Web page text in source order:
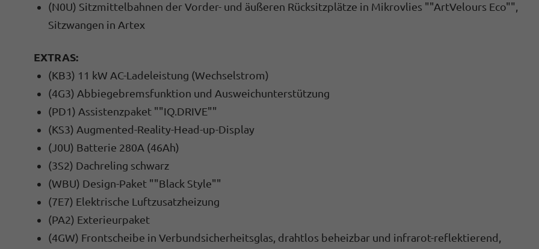
(N0U) Sitzmittelbahnen der Vorder- und äußeren Rücksitzplätze in Mikrovlies ""ArtVelours Eco"",
Sitzwangen in Artex
EXTRAS:
(KB3) 11 kW AC-Ladeleistung (Wechselstrom)
(4G3) Abbiegebremsfunktion und Ausweichunterstützung
(PD1) Assistenzpaket ""IQ.DRIVE""
(KS3) Augmented-Reality-Head-up-Display
(J0U) Batterie 280A (46Ah)
(3S2) Dachreling schwarz
(WBU) Design-Paket ""Black Style""
(7E7) Elektrische Luftzusatzheizung
(PA2) Exterieurpaket
(4GW) Frontscheibe in Verbundsicherheitsglas, drahtlos beheizbar und infrarot-reflektierend,